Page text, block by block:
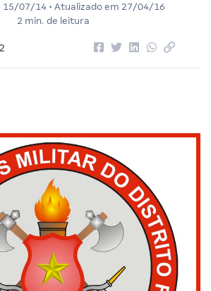
15/07/14 • Atualizado em 27/04/16
2 min. de leitura
2